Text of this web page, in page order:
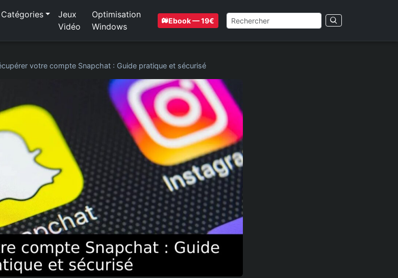
Catégories
Jeux
Vidéo
Optimisation
Windows
Ebook — 19€
votre compte Snapchat : Guide pratique et sécurisé